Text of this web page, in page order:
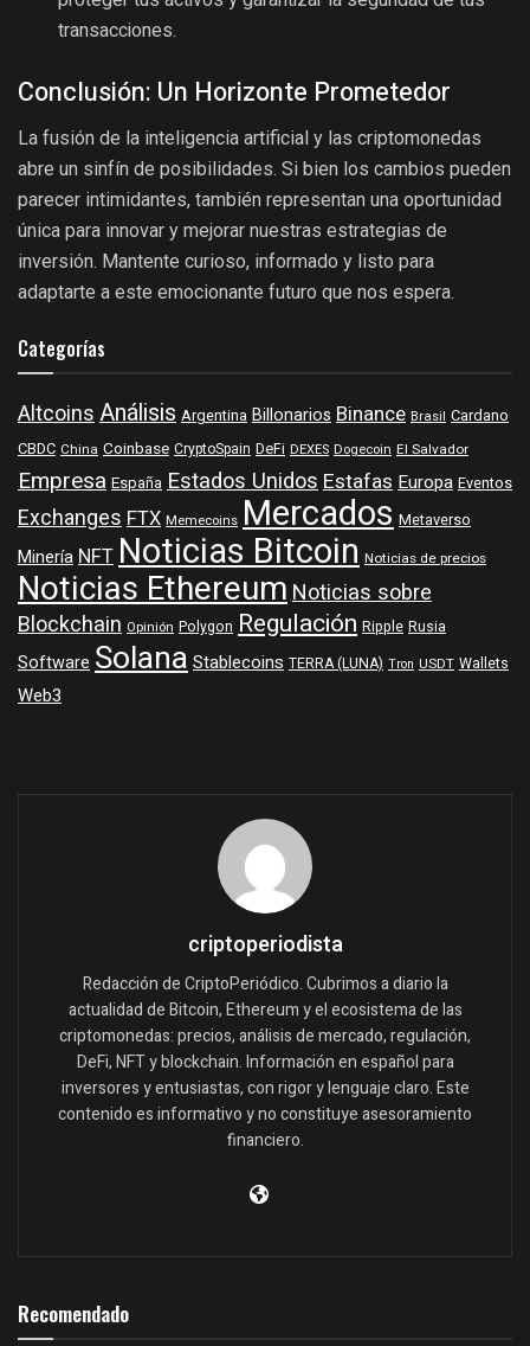
transacciones.
Conclusión: Un Horizonte Prometedor
La fusión de la inteligencia artificial y las criptomonedas
abre un sinfín de posibilidades. Si bien los cambios pueden
parecer intimidantes, también representan una oportunidad
única para innovar y mejorar nuestras estrategias de
inversión. Mantente curioso, informado y listo para
adaptarte a este emocionante futuro que nos espera.
Categorías
AltcoinsAnálisis Argentina Billonarios Binance Brasil Cardano
CBDC China Coinbase CryptoSpain DeFi DEXES Dogecoin El Salvador
Empresa España Estados UnidosEstafasEuropa Eventos
ExchangesFTX Memecoins Mercados Metaverso
MineríaNFTNoticias Bitcoin Noticias de precios
Noticias EthereumNoticias sobre
Blockchain Opinión Polygon Regulación Ripple Rusia
Software SolanaStablecoins TERRA (LUNA) Tron USDT Wallets
Web3
criptoperiodista
Redacción de CriptoPeriódico. Cubrimos a diario la
actualidad de Bitcoin, Ethereum y el ecosistema de las
criptomonedas: precios, análisis de mercado, regulación,
DeFi, NFT y blockchain. Información en español para
inversores y entusiastas, con rigor y lenguaje claro. Este
contenido es informativo y no constituye asesoramiento
financiero.
Recomendado